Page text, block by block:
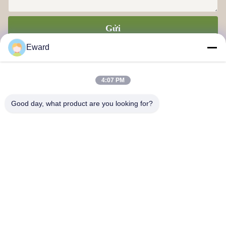
Gửi
Eward
4:07 PM
Good day, what product are you looking for?